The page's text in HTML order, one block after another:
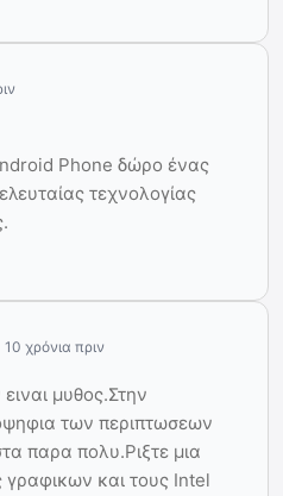
Phone δώρο ένας
τεχνολογίας
10 χρόνια πριν
μυθος.Στην
των περιπτωσεων
παρα πολυ.Ριξτε μια
γραφικων και τους Intel